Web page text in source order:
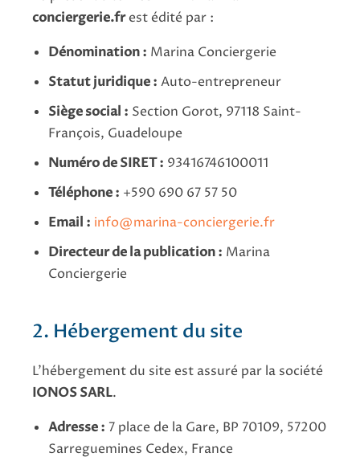
conciergerie.frest édité par :
Dénomination : Marina Conciergerie
Statut juridique : Auto-entrepreneur
Siège social : Section Gorot, 97118 Saint-
François, Guadeloupe
Numéro de SIRET : 93416746100011
Téléphone : +590 690 67 57 50
Email : info@marina-conciergerie.fr
Directeur de la publication : Marina
Conciergerie
2. Hébergement du site
L'hébergement du site est assuré par la société
IONOS SARL.
Adresse : 7 place de la Gare, BP 70109, 57200
Sarreguemines Cedex, France